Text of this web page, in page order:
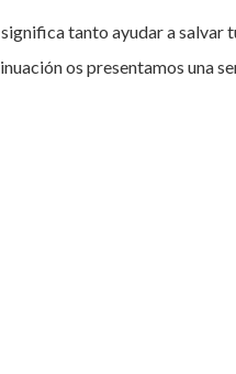
tanto ayudar a salvar
os presentamos una